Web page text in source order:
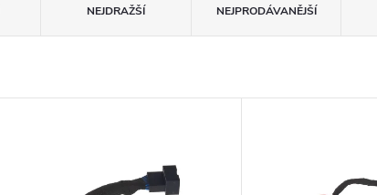
NEJDRAŽŠÍ NEJPRODÁVANĚJŠÍ